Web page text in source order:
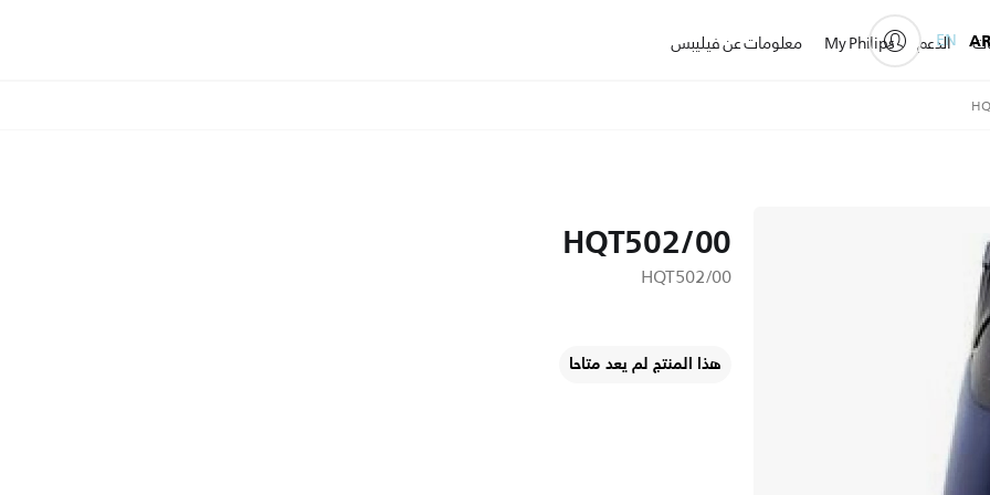
الدعم My Philips معلومات عن فيليبس EN
HQT502/00
HQT502/00
هذا المنتج لم يعد متاحا